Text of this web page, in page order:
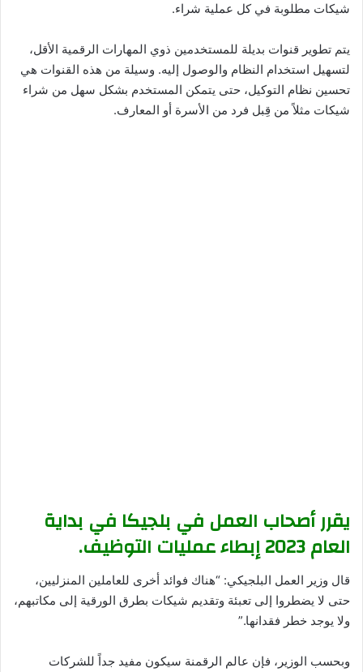
شيكات مطلوبة في كل عملية شراء.
يتم تطوير قنوات بديلة للمستخدمين ذوي المهارات الرقمية الأقل،
لتسهيل استخدام النظام والوصول إليه. وسيلة من هذه القنوات هي
تحسين نظام التوكيل، حتى يتمكن المستخدم بشكل سهل من شراء
شيكات مثلاً من قِبل فرد من الأسرة أو المعارف.
يقرر أصحاب العمل في بلجيكا في بداية
العام 2023 إبطاء عمليات التوظيف.
قال وزير العمل البلجيكي: “هناك فوائد أخرى للعاملين المنزليين،
حتى لا يضطروا إلى تعبئة وتقديم شيكات بطرق الورقية إلى مكاتبهم،
ولا يوجد خطر فقدانها.”
وبحسب الوزير، فإن عالم الرقمنة سيكون مفيد جداً للشركات